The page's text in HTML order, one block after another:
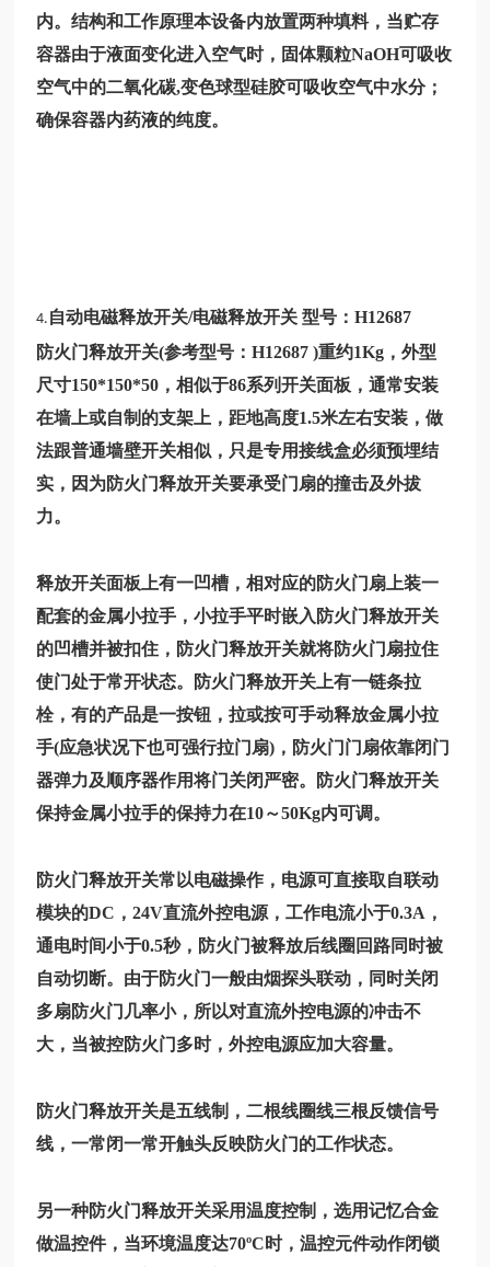
内。结构和工作原理本设备内放置两种填料，当贮存
容器由于液面变化进入空气时，固体颗粒NaOH可吸收
空气中的二氧化碳,变色球型硅胶可吸收空气中水分；
确保容器内药液的纯度。
4. 自动电磁释放开关/电磁释放开关 型号：H12687
防火门释放开关(参考型号：H12687)重约1Kg，外型
尺寸150*150*50，相似于86系列开关面板，通常安装
在墙上或自制的支架上，距地高度1.5米左右安装，做
法跟普通墙壁开关相似，只是专用接线盒必须预埋结
实，因为防火门释放开关要承受门扇的撞击及外拔
力。
释放开关面板上有一凹槽，相对应的防火门扇上装一
配套的金属小拉手，小拉手平时嵌入防火门释放开关
的凹槽并被扣住，防火门释放开关就将防火门扇拉住
使门处于常开状态。防火门释放开关上有一链条拉
栓，有的产品是一按钮，拉或按可手动释放金属小拉
手(应急状况下也可强行拉门扇)，防火门门扇依靠闭门
器弹力及顺序器作用将门关闭严密。防火门释放开关
保持金属小拉手的保持力在10～50Kg内可调。
防火门释放开关常以电磁操作，电源可直接取自联动
模块的DC，24V直流外控电源，工作电流小于0.3A，
通电时间小于0.5秒，防火门被释放后线圈回路同时被
自动切断。由于防火门一般由烟探头联动，同时关闭
多扇防火门几率小，所以对直流外控电源的冲击不
大，当被控防火门多时，外控电源应加大容量。
防火门释放开关是五线制，二根线圈线三根反馈信号
线，一常闭一常开触头反映防火门的工作状态。
另一种防火门释放开关采用温度控制，选用记忆合金
做温控件，当环境温度达70ºC时，温控元件动作闭锁